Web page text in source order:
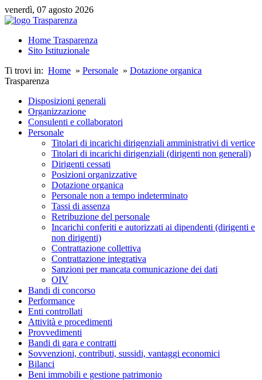
venerdì, 07 agosto 2026
Home Trasparenza
Sito Istituzionale
Ti trovi in: Home » Personale » Dotazione organica
Trasparenza
Disposizioni generali
Organizzazione
Consulenti e collaboratori
Personale
Titolari di incarichi dirigenziali amministrativi di vertice
Titolari di incarichi dirigenziali (dirigenti non generali)
Dirigenti cessati
Posizioni organizzative
Dotazione organica
Personale non a tempo indeterminato
Tassi di assenza
Retribuzione del personale
Incarichi conferiti e autorizzati ai dipendenti (dirigenti e
non dirigenti)
Contrattazione collettiva
Contrattazione integrativa
Sanzioni per mancata comunicazione dei dati
OIV
Bandi di concorso
Performance
Enti controllati
Attività e procedimenti
Provvedimenti
Bandi di gara e contratti
Sovvenzioni, contributi, sussidi, vantaggi economici
Bilanci
Beni immobili e gestione patrimonio